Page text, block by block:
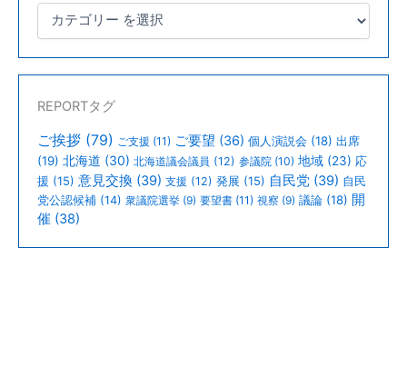
REPORTタグ
ご挨拶 (79) ご支援 (11) ご要望 (36) 個人演説会 (18) 出席
(19) 北海道 (30) 北海道議会議員 (12) 参議院 (10) 地域 (23) 応
援 (15) 意見交換 (39) 支援 (12) 発展 (15) 自民党 (39) 自民
党公認候補 (14) 衆議院選挙 (9) 要望書 (11) 視察 (9) 議論 (18) 開
催 (38)